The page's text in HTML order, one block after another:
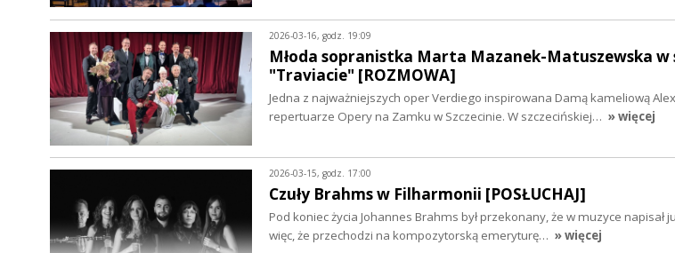
2026-03-16, godz. 19:09
Młoda sopranistka Marta Mazanek-Matuszewska w
"Traviacie" [ROZMOWA]
Jedna z najważniejszych oper Verdiego inspirowana Damą kameliową
repertuarze Opery na Zamku w Szczecinie. W szczecińskiej… » więcej
2026-03-15, godz. 17:00
Czuły Brahms w Filharmonii [POSŁUCHAJ]
Pod koniec życia Johannes Brahms był przekonany, że w muzyce napisał
więc, że przechodzi na kompozytorską emeryturę… » więcej